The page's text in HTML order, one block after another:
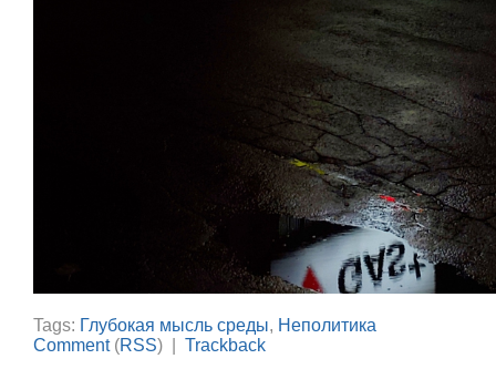
Tags: Глубокая мысль среды, Неполитика
Comment(RSS) | Trackback